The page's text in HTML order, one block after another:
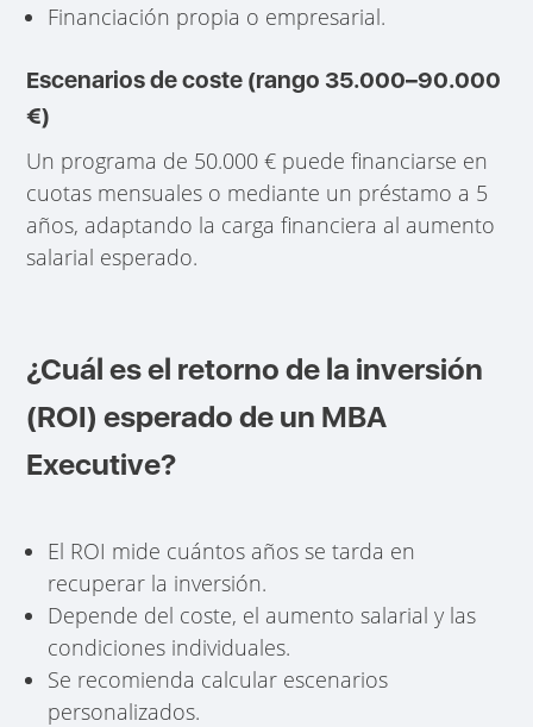
Financiación propia o empresarial.
Escenarios de coste (rango 35.000–90.000
€)
Un programa de 50.000 € puede financiarse en
cuotas mensuales o mediante un préstamo a 5
años, adaptando la carga financiera al aumento
salarial esperado.
¿Cuál es el retorno de la inversión
(ROI) esperado de un MBA
Executive?
El ROI mide cuántos años se tarda en
recuperar la inversión.
Depende del coste, el aumento salarial y las
condiciones individuales.
Se recomienda calcular escenarios
personalizados.